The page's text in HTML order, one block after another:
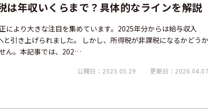
は年収いくらまで？具体的なラインを解説
により大きな注目を集めています。2025年分からは給与収入
引き上げられました。 しかし、所得税が非課税になるかどうか
ん。本記事では、202…
公開日：2025.05.29 更新日：2026.04.07